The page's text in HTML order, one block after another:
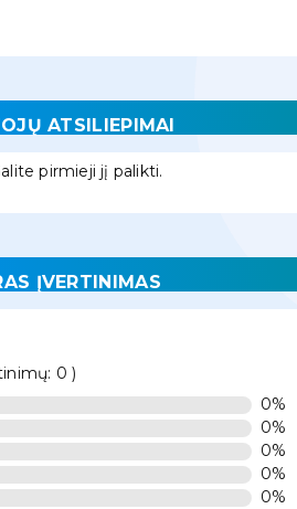
ATSILIEPIMAI
pirmieji jį palikti.
ĮVERTINIMAS
0 )
0%
0%
0%
0%
0%